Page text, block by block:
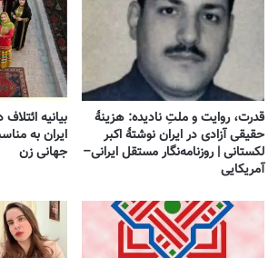
قدرت، روایت و ملتِ نادیده: هزینهٔ
حقیقی آزادی در ایران نوشتهٔ اکبر
لکستانی | روزنامه‌نگار مستقل ایرانی–
آمریکایی
بیانیه
جهانی زن